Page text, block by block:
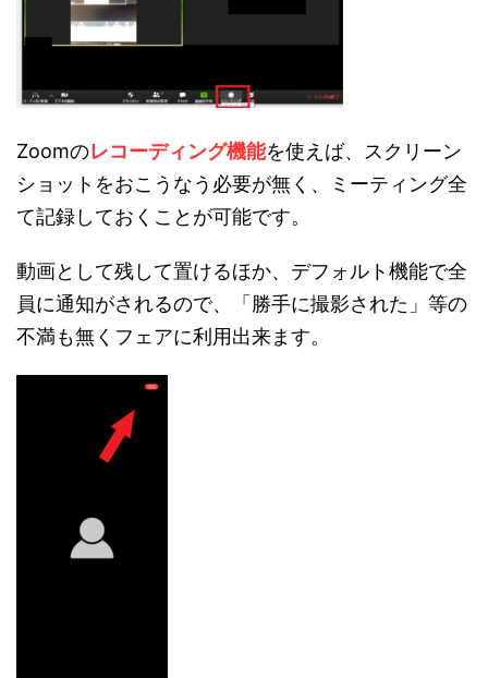
Zoomのレコーディング機能を使えば、スクリーン
ショットをおこうなう必要が無く、ミーティング全
て記録しておくことが可能です。
動画として残して置けるほか、デフォルト機能で全
員に通知がされるので、「勝手に撮影された」等の
不満も無くフェアに利用出来ます。